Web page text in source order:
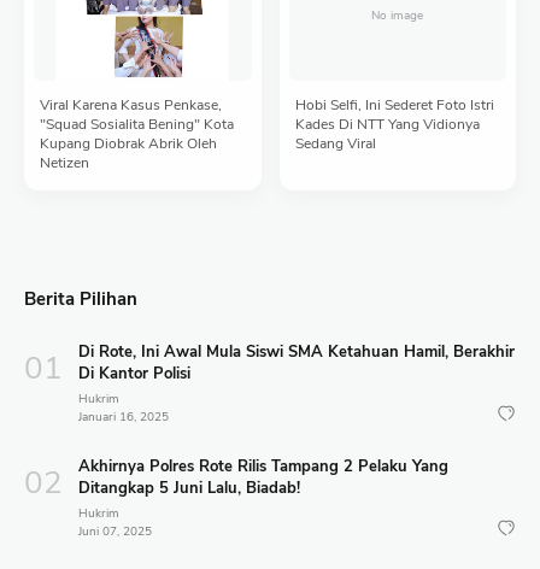
Viral Karena Kasus Penkase,
"Squad Sosialita Bening" Kota
Kupang Diobrak Abrik Oleh
Netizen
Hobi Selfi, Ini Sederet Foto Istri
Kades Di NTT Yang Vidionya
Sedang Viral
Berita Pilihan
Di Rote, Ini Awal Mula Siswi SMA Ketahuan Hamil, Berakhir
Di Kantor Polisi
Hukrim
Januari 16, 2025
Akhirnya Polres Rote Rilis Tampang 2 Pelaku Yang
Ditangkap 5 Juni Lalu, Biadab!
Hukrim
Juni 07, 2025